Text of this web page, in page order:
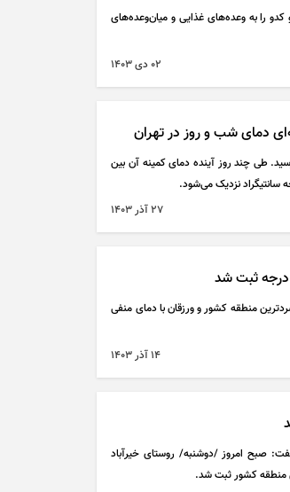
را به وعده‌های غذایی و میان‌وعده‌های
۰۲ دی ۱۴۰۳
به ۳- درجه سانتیگراد رسید. طی چند روز آینده دمای کمینه آن بین
۲۷ آذر ۱۴۰۳
با دمای منفی ۱۱ درجه سانتیگراد سردترین منطقه کشور و ورزقان با دمای منفی
۱۴ آذر ۱۴۰۳
صبح امروز /دوشنبه/ روستای خیرآباد
منطقه کشور ثبت شد.